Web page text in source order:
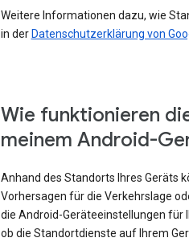
Weitere Informationen dazu, wie
in der Datenschutzerklärung von
Wie funktionieren
meinem Android-
Anhand des Standorts Ihres Geräts
Vorhersagen für die Verkehrslage
die Android-Geräteeinstellungen für
ob die Standortdienste auf Ihrem